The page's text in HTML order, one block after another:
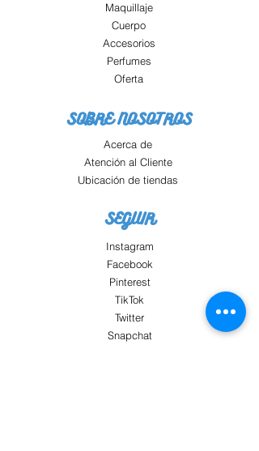
Maquillaje
Cuerpo
Accesorios
Perfumes
Oferta
SOBRE NOSOTROS
Acerca de
Atención al Cliente
Ubicación de tiendas
SEGUIR
Instagram
Facebook
Pinterest
TikTok
Twitter
Snapchat